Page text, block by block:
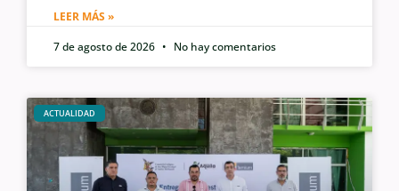
LEER MÁS »
7 de agosto de 2026
No hay comentarios
ACTUALIDAD